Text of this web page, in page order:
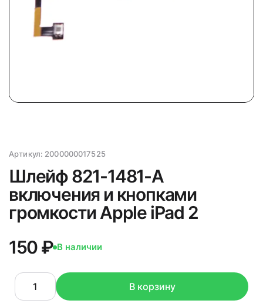
Артикул: 2000000017525
Шлейф 821-1481-A
включения и кнопками
громкости Apple iPad 2
150 ₽ В наличии
В корзину